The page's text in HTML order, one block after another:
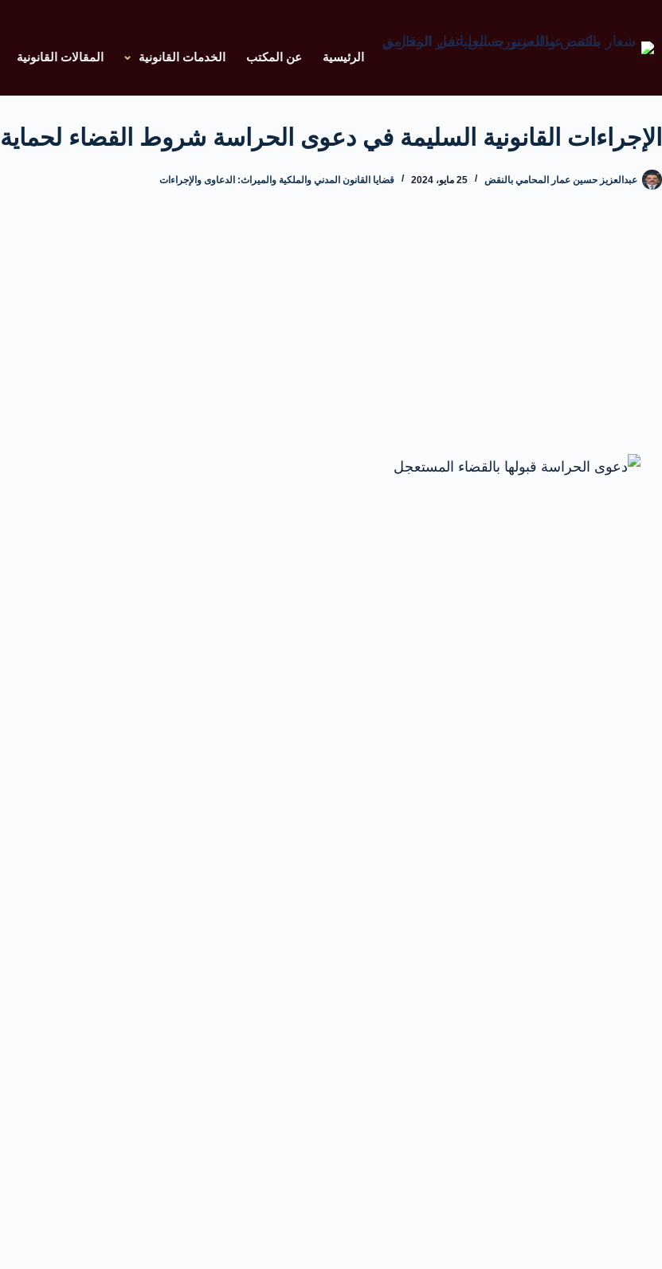
الرئيسية عن المكتب الخدمات القانونية المقالات القانونية
الإجراءات القانونية السليمة في دعوى الحراسة شروط القضاء
عبدالعزيز حسين عمار المحامي بالنقض 25 مايو، 2024 قضايا القانون المدني والملكية والميراث: الدعاوى والإجراءات